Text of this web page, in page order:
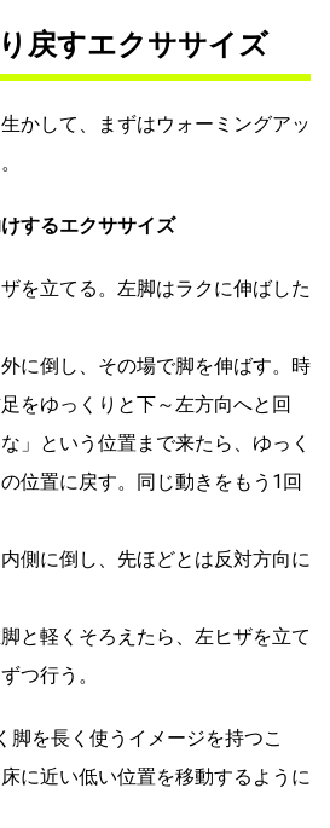
戻すエクササイズ
かして、まずはウォーミングアッ
するエクササイズ
を立てる。左脚はラクに伸ばした
に倒し、その場で脚を伸ばす。時
をゆっくりと下～左方向へと回
」という位置まで来たら、ゆっく
位置に戻す。同じ動きをもう1回
側に倒し、先ほどとは反対方向に
と軽くそろえたら、左ヒザを立て
つ行う。
脚を長く使うイメージを持つこ
に近い低い位置を移動するように